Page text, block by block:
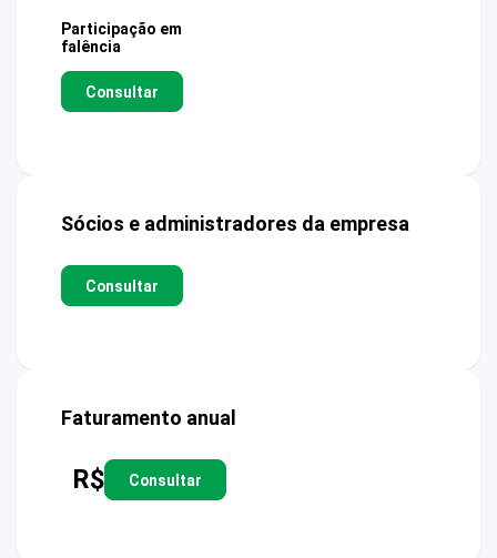
Participação em
falência
Consultar
Sócios e administradores da empresa
Consultar
Faturamento anual
R$ Consultar